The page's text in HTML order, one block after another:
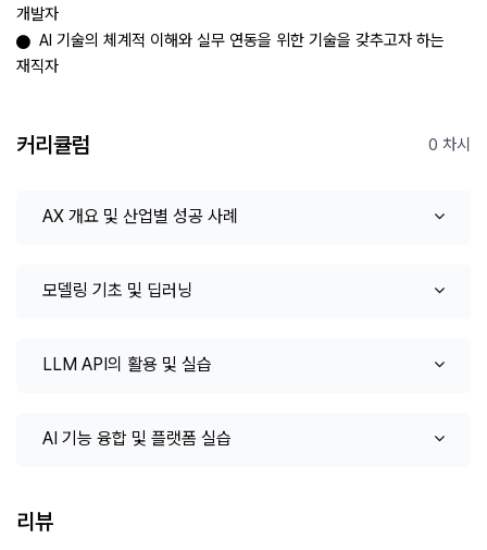
개발자
AI 기술의 체계적 이해와 실무 연동을 위한 기술을 갖추고자 하는
재직자
커리큘럼 0 차시
AX 개요 및 산업별 성공 사례
모델링 기초 및 딥러닝
LLM API의 활용 및 실습
AI 기능 융합 및 플랫폼 실습
리뷰